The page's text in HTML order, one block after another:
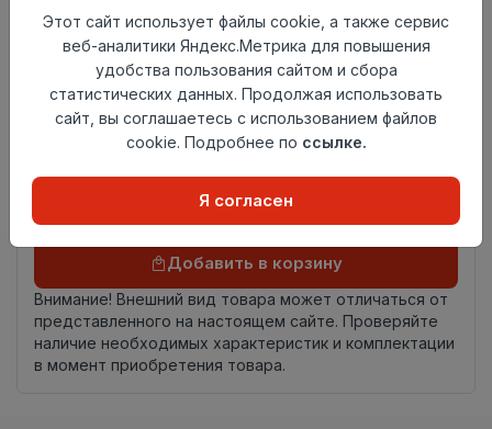
Размер
640x128мм
до +27 градусов
укладки
Замковый метод
происхождения
Осталось41 упак
Добавить в корзину
Внимание! Внешний вид товара может отличаться от
представленного на настоящем сайте. Проверяйте
наличие необходимых характеристик и комплектации
в момент приобретения товара.
Этот сайт использует файлы cookie, а также сервис
веб-аналитики Яндекс.Метрика для повышения
удобства пользования сайтом и сбора
статистических данных. Продолжая использовать
сайт, вы соглашаетесь с использованием файлов
cookie. Подробнее по ссылке.
Я согласен